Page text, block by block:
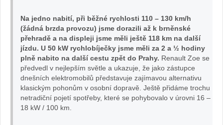
Na jedno nabití, při běžné rychlosti 110 – 130 km/h
(žádná brzda provozu) jsme dorazili až k brněnské
přehradě a na displeji jsme měli ještě 118 km na další
jízdu. U 50 kW rychlobíječky jsme měli za 2 a ½ hodiny
plně nabito na další cestu zpět do Prahy. Renault Zoe se
předvedl v nejlepším světle a ukazuje, že jako zástupce
dnešních elektromobilů představuje zajímavou alternativu
klasickým pohonům v osobní dopravě. Ještě přidáme trochu
netradiční pojetí spotřeby, které se pohybovalo v úrovni 16 –
18 kW / 100 km.